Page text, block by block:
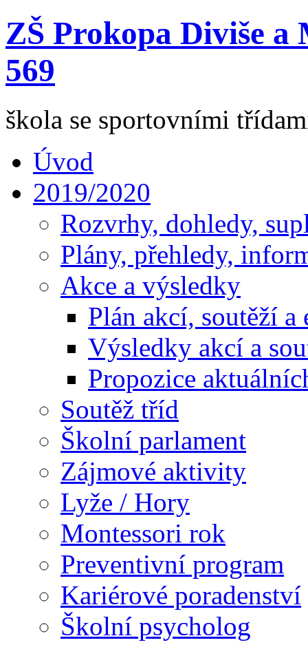
ZŠ Prokopa Diviše
569
škola se sportovními
Úvod
2019/2020
Rozvrhy, dohledy,
Plány, přehledy,
Akce a výsledky
Plán akcí, soutěží a
Výsledky akcí a
Propozice
Soutěž tříd
Školní parlament
Zájmové aktivity
Lyže / Hory
Montessori rok
Preventivní program
Kariérové poradenství
Školní psycholog